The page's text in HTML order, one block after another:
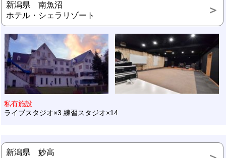
新潟県 南魚沼
ホテル・シェラリゾート
私有施設
ライブスタジオ×3 練習スタジオ×14
新潟県 妙高